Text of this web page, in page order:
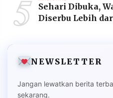
5
Sehari Dibuka,
Diserbu Lebih
NEWSLETTER
Jangan lewatkan berita
sekarang.